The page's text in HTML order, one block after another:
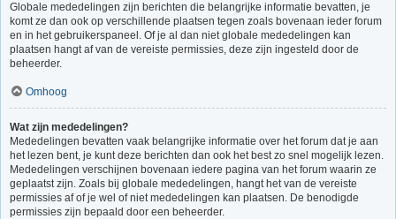
Globale mededelingen zijn berichten die belangrijke informatie bevatten, je
komt ze dan ook op verschillende plaatsen tegen zoals bovenaan ieder forum
en in het gebruikerspaneel. Of je al dan niet globale mededelingen kan
plaatsen hangt af van de vereiste permissies, deze zijn ingesteld door de
beheerder.
Omhoog
Wat zijn mededelingen?
Mededelingen bevatten vaak belangrijke informatie over het forum dat je aan
het lezen bent, je kunt deze berichten dan ook het best zo snel mogelijk lezen.
Mededelingen verschijnen bovenaan iedere pagina van het forum waarin ze
geplaatst zijn. Zoals bij globale mededelingen, hangt het van de vereiste
permissies af of je wel of niet mededelingen kan plaatsen. De benodigde
permissies zijn bepaald door een beheerder.